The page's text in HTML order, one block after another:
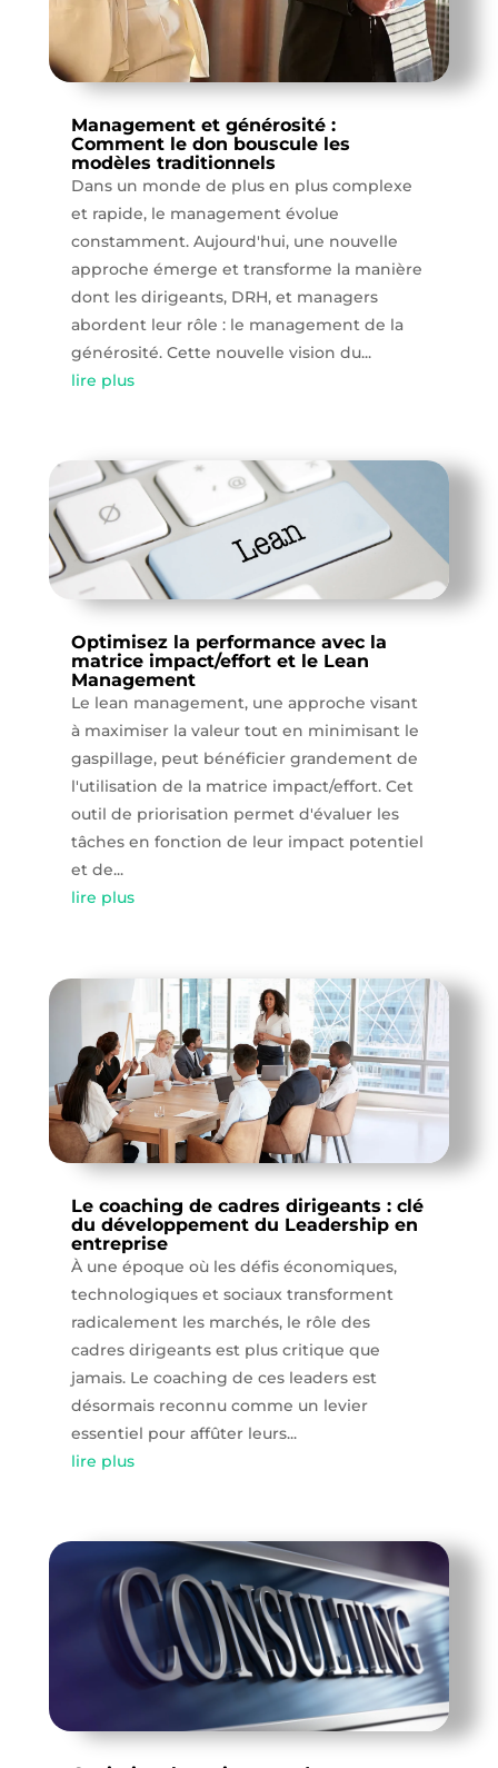
Management et générosité :
Comment le don bouscule les
modèles traditionnels
Dans un monde de plus en plus complexe
et rapide, le management évolue
constamment. Aujourd'hui, une nouvelle
approche émerge et transforme la manière
dont les dirigeants, DRH, et managers
abordent leur rôle : le management de la
générosité. Cette nouvelle vision du...
lire plus
Optimisez la performance avec la
matrice impact/effort et le Lean
Management
Le lean management, une approche visant
à maximiser la valeur tout en minimisant le
gaspillage, peut bénéficier grandement de
l'utilisation de la matrice impact/effort. Cet
outil de priorisation permet d'évaluer les
tâches en fonction de leur impact potentiel
et de...
lire plus
Le coaching de cadres dirigeants : clé
du développement du Leadership en
entreprise
À une époque où les défis économiques,
technologiques et sociaux transforment
radicalement les marchés, le rôle des
cadres dirigeants est plus critique que
jamais. Le coaching de ces leaders est
désormais reconnu comme un levier
essentiel pour affûter leurs...
lire plus